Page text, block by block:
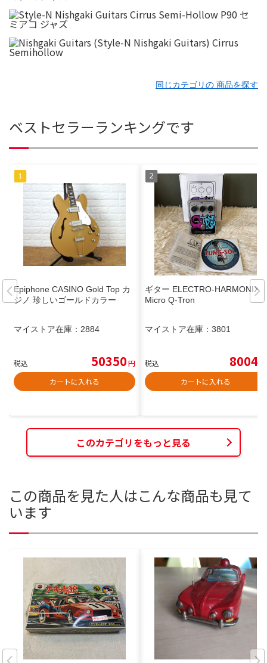
同じカテゴリの 商品を探す
ベストセラーランキングです
Epiphone CASINO Gold Top カ
ジノ 珍しいゴールドカラー
マイストア在庫： 2884
税込 50350円
カートに入れる
ギター ELECTRO-HARMONIX
Micro Q-Tron
マイストア在庫： 3801
税込 8004
カートに入れる
このカテゴリをもっと見る
この商品を見た人はこんな商品も見て
います